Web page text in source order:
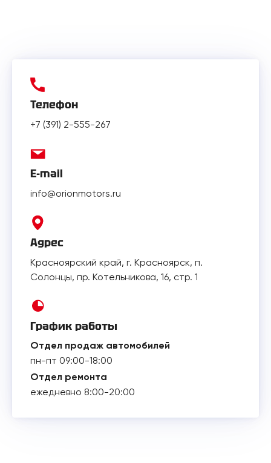
Телефон
+7 (391) 2-555-267
E-mail
info@orionmotors.ru
Адрес
Красноярский край, г. Красноярск, п.
Солонцы, пр. Котельникова, 16, стр. 1
График работы
Отдел продаж автомобилей
пн-пт 09:00-18:00
Отдел ремонта
ежедневно 8:00-20:00